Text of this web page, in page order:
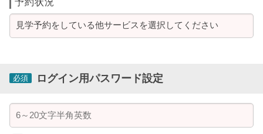
必須 ログイン用パスワード設定